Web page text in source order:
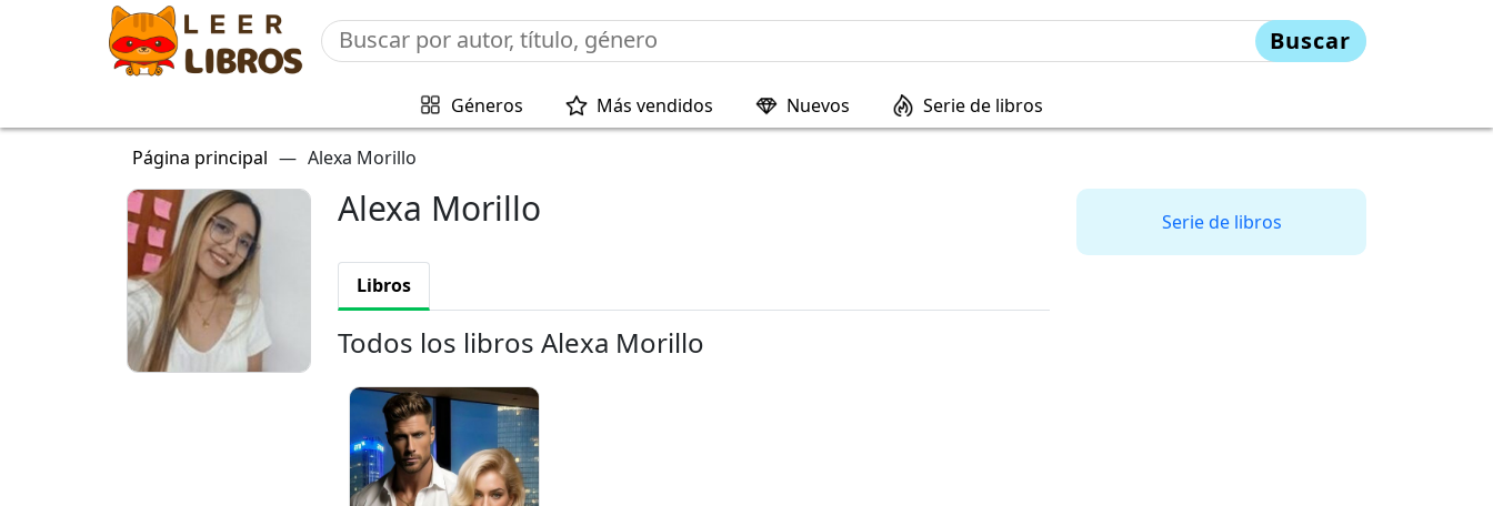
Buscar
Géneros Más vendidos Nuevos Serie de libros
Página principal — Alexa Morillo
Alexa Morillo
Libros
Todos los libros Alexa Morillo
Serie de libros